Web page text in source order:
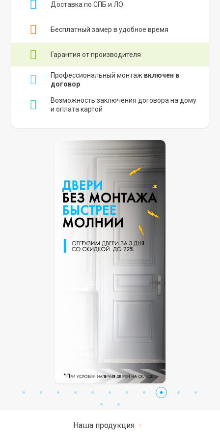
Доставка по СПБ и ЛО
Бесплатный замер в удобное время
Гарантия от производителя
Профессиональный монтаж включен в
договор
Возможность заключения договора на дому
и оплата картой
Наша продукция